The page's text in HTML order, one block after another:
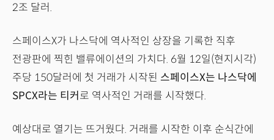
2조 달러.
스페이스X가 나스닥에 역사적인 상장을 기록한 직후
전광판에 찍힌 밸류에이션의 가치다. 6월 12일(현지시각)
주당 150달러에 첫 거래가 시작된 스페이스X는 나스닥에
SPCX라는 티커 로 역사적인 거래를 시작했다.
예상대로 열기는 뜨거웠다. 거래를 시작한 이후 순식간에